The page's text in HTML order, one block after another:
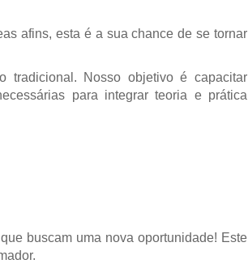
afins, esta é a sua chance de se tornar
tradicional. Nosso objetivo é capacitar
para integrar teoria e prática
buscam uma nova oportunidade! Este